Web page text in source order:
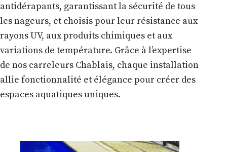
antidérapants, garantissant la sécurité de tous
les nageurs, et choisis pour leur résistance aux
rayons UV, aux produits chimiques et aux
variations de température. Grâce à l’expertise
de nos carreleurs Chablais, chaque installation
allie fonctionnalité et élégance pour créer des
espaces aquatiques uniques.